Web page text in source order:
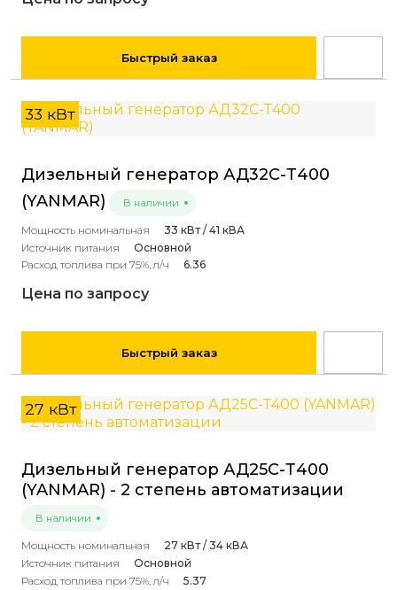
Быстрый заказ
33 кВт
Дизельный генератор АД32С-Т400
(YANMAR)
В наличии
Мощность номинальная
33 кВт / 41 кВА
Источник питания
Основной
Расход топлива при 75%, л/ч
6.36
Цена по запросу
Быстрый заказ
27 кВт
Дизельный генератор АД25С-Т400
(YANMAR) - 2 степень автоматизации
В наличии
Мощность номинальная
27 кВт / 34 кВА
Источник питания
Основной
Расход топлива при 75%, л/ч
5.37